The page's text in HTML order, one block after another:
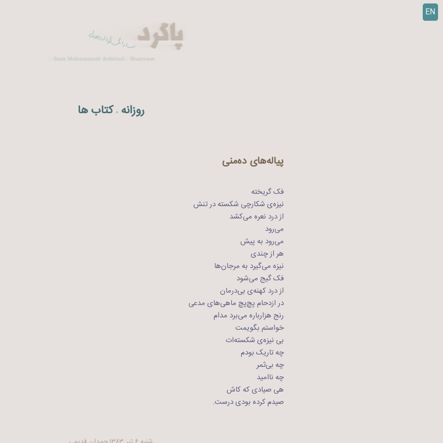
EN
روزانه . کتاب ها
پیاله‌های ده‌منی
فک گریخته
نیزه‌ی شکارچی شکسته در تنش
از درد نعره می‌کشد
می‌‌رود
می‌رود به پیش
هر از چندی
نیزه می‌گیرد به مرجان‌ها
فک گیج می‌شود
از درد کهنه‌ی بی‌درمان
در ازدحام پچ‌پچ ماهی‌های مدعی
رنج هزارباره می‌برد مدام
خواستم بگویمت
بی نیزه‌ی شکسته‌ات
چه تاریک بودم
چه بی‌ثمر
چه نا‌امید
هی صیادی که کاش
صیدم کرده بودی درست.